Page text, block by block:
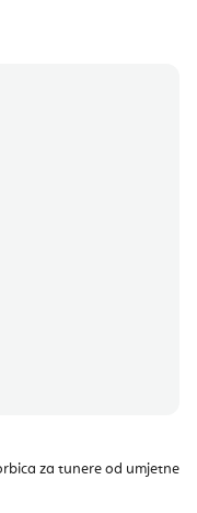
za tunere od umjetne